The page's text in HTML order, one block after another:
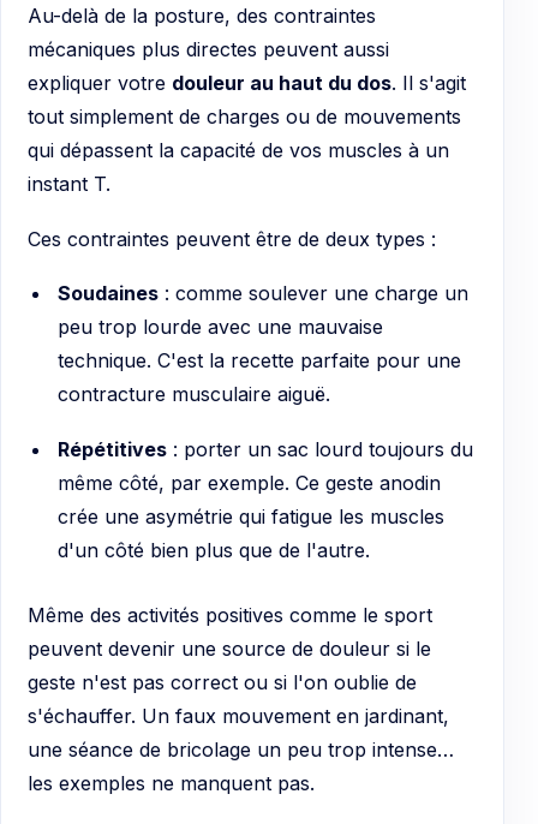
Au-delà de la posture, des contraintes
mécaniques plus directes peuvent aussi
expliquer votre douleur au haut du dos. Il s'agit
tout simplement de charges ou de mouvements
qui dépassent la capacité de vos muscles à un
instant T.
Ces contraintes peuvent être de deux types :
Soudaines: comme soulever une charge un
peu trop lourde avec une mauvaise
technique. C'est la recette parfaite pour une
contracture musculaire aiguë.
Répétitives: porter un sac lourd toujours du
même côté, par exemple. Ce geste anodin
crée une asymétrie qui fatigue les muscles
d'un côté bien plus que de l'autre.
Même des activités positives comme le sport
peuvent devenir une source de douleur si le
geste n'est pas correct ou si l'on oublie de
s'échauffer. Un faux mouvement en jardinant,
une séance de bricolage un peu trop intense…
les exemples ne manquent pas.